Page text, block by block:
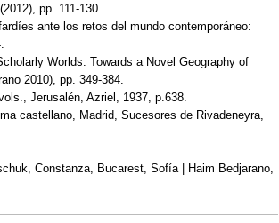
pp. 111-130
ante los retos del mundo contemporáneo:
Worlds: Towards a Novel Geography of
2010), pp. 349-384.
Jerusalén, Azriel, 1937, p.638.
castellano, Madrid, Sucesores de Rivadeneyra,
Constanza, Bucarest, Sofía | Haim Bedjarano,